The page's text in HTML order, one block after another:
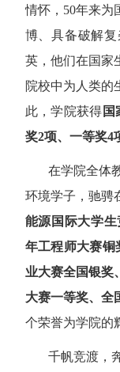
情怀， 50年来为
博、具备破解
英，他们在国家
院校中为人类的
此，学院获得 国
奖2项、一等奖4
在学院全体
环境学子，驰骋
能源国际大学
年工程师大赛铜
业大赛全国银奖
大赛一等奖、全
个荣誉为学院的
千帆竞渡，